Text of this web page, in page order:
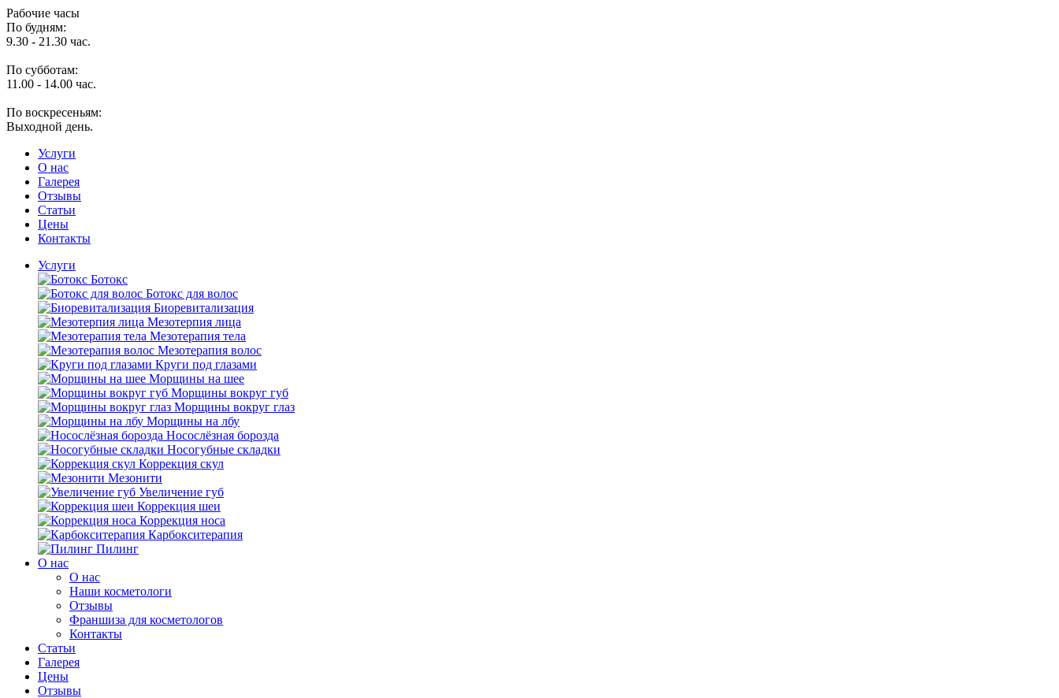
Рабочие часы
По будням:
9.30 - 21.30 час.
По субботам:
11.00 - 14.00 час.
По воскресеньям:
Выходной день.
Услуги
O нас
Галерея
Отзывы
Статьи
Цены
Контакты
Услуги
Ботокс
Ботокс для волос
Биоревитализация
Мезотерпия лица
Мезотерапия тела
Мезотерапия волос
Круги под глазами
Морщины на шее
Морщины вокруг губ
Морщины вокруг глаз
Морщины на лбу
Носослёзная борозда
Носогубные складки
Коррекция скул
Мезонити
Увеличение губ
Коррекция шеи
Коррекция носа
Карбокситерапия
Пилинг
O нас
O нас
Наши косметологи
Отзывы
Франшиза для косметологов
Контакты
Статьи
Галерея
Цены
Отзывы